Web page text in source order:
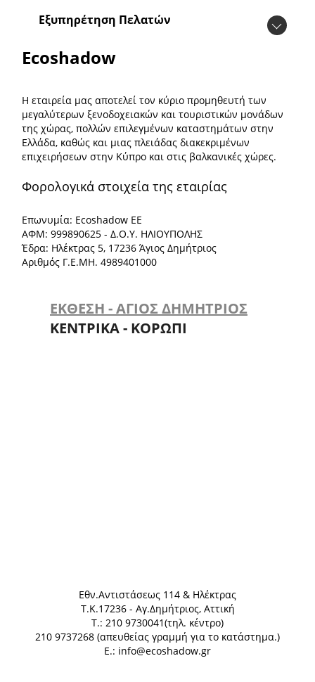
Εξυπηρέτηση Πελατών
Ecoshadow
Η εταιρεία μας αποτελεί τον κύριο προμηθευτή των
μεγαλύτερων ξενοδοχειακών και τουριστικών μονάδων
της χώρας, πολλών επιλεγμένων καταστημάτων στην
Ελλάδα, καθώς και μιας πλειάδας διακεκριμένων
επιχειρήσεων στην Κύπρο και στις βαλκανικές χώρες.
Φορολογικά στοιχεία της εταιρίας
Επωνυμία: Ecoshadow ΕΕ
ΑΦΜ: 999890625 - Δ.Ο.Υ. ΗΛΙΟΥΠΟΛΗΣ
Έδρα: Ηλέκτρας 5, 17236 Άγιος Δημήτριος
Αριθμός Γ.Ε.ΜΗ. 4989401000
ΕΚΘΕΣΗ - ΑΓΙΟΣ ΔΗΜΗΤΡΙΟΣ
ΚΕΝΤΡΙΚΑ - ΚΟΡΩΠΙ
Eθν.Αντιστάσεως 114 & Ηλέκτρας
Τ.Κ.17236 - Αγ.Δημήτριος, Αττική
Τ.: 210 9730041(τηλ. κέντρο)
210 9737268 (απευθείας γραμμή για το κατάστημα.)
E.: info@ecoshadow.gr